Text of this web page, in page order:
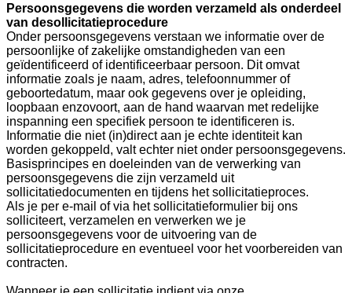
Persoonsgegevens die worden verzameld als onderdeel
van desollicitatieprocedure
Onder persoonsgegevens verstaan we informatie over de
persoonlijke of zakelijke omstandigheden van een
geïdentificeerd of identificeerbaar persoon. Dit omvat
informatie zoals je naam, adres, telefoonnummer of
geboortedatum, maar ook gegevens over je opleiding,
loopbaan enzovoort, aan de hand waarvan met redelijke
inspanning een specifiek persoon te identificeren is.
Informatie die niet (in)direct aan je echte identiteit kan
worden gekoppeld, valt echter niet onder persoonsgegevens.
Basisprincipes en doeleinden van de verwerking van
persoonsgegevens die zijn verzameld uit
sollicitatiedocumenten en tijdens het sollicitatieproces.
Als je per e-mail of via het sollicitatieformulier bij ons
solliciteert, verzamelen en verwerken we je
persoonsgegevens voor de uitvoering van de
sollicitatieprocedure en eventueel voor het voorbereiden van
contracten.